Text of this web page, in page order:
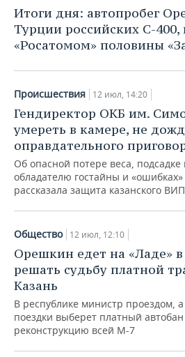
НЕФТЕХИМИЯ
НЕФТЬ
ОПК
ЭНЕРГЕТИКА
РОЗНИЧНАЯ ТОРГОВЛЯ
УСЛУГИ
НОВОСТИ ТЕХНОЛОГИЙ
МЕДИА
ТЕЛЕКОММУНИКАЦИИ
МЕРОПРИЯТИЯ
ВЫЕЗДНАЯ РЕДАКЦИЯ
БИЗНЕС-БРАНЧИ
ONLINE-КОНФЕРЕНЦИИ
ОТКРЫТАЯ ЛЕКЦИЯ
НОВОСТИ СПОРТА
ФУТБОЛ
ХОККЕЙ
БАСКЕТБОЛ
КИБЕРСПОРТ
ФИГУРНОЕ КАТАНИЕ
ВОДНЫЕ ВИДЫ СПОРТА
ОБЩЕСТВО
НОВОСТИ ОБЩЕСТВА
ВЛАСТЬ
ИНФРАСТРУКТУРА
КУЛЬТУРА
МЕДИЦИНА
ОБРАЗОВАНИЕ
ФОТОГАЛЕРЕЯ
СЮЖЕТЫ
СПРАВОЧНИК
СПИСОК КОМПАНИЙ
Итоги дня: автопробег
Турции российских С-400,
«Росатомом» половины
Происшествия 12 июл, 14:20
Гендиректор ОКБ им.
умереть в камере, не
оправдательного
Об опасной потере веса, подсадке
обладателю гостайны и «ошибках»
рассказала защита казанского
Общество 12 июл, 12:10
Орешкин едет на «Ладе» в
решать судьбу платной
Казань
В республике министр проездом,
поездки выберет платный
реконструкцию всей М-7